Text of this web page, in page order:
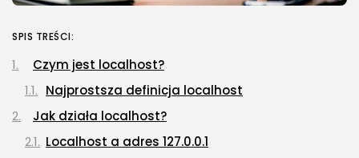
SPIS TREŚCI:
Czym jest localhost?
Najprostsza definicja localhost
Jak działa localhost?
Localhost a adres 127.0.0.1